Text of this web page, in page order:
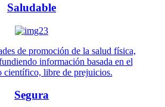
Saludable
de promoción de la salud física,
información basada en el
científico, libre de prejuicios.
Segura